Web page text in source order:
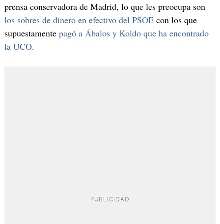
prensa conservadora de Madrid, lo que les preocupa son
los sobres de dinero en efectivo del PSOE con los que
supuestamente pagó a Ábalos y Koldo que ha encontrado
la UCO.